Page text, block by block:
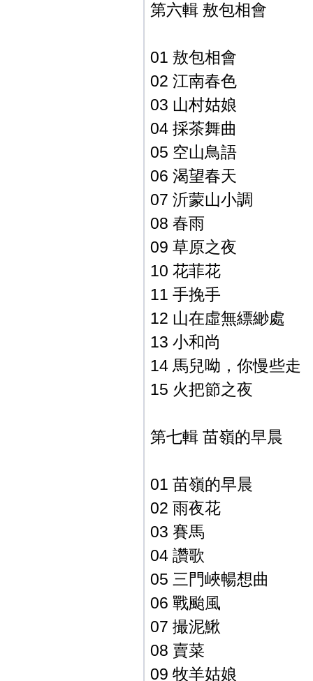
第六輯 敖包相會
01 敖包相會
02 江南春色
03 山村姑娘
04 採茶舞曲
05 空山鳥語
06 渴望春天
07 沂蒙山小調
08 春雨
09 草原之夜
10 花菲花
11 手挽手
12 山在虛無縹緲處
13 小和尚
14 馬兒呦，你慢些走
15 火把節之夜
第七輯 苗嶺的早晨
01 苗嶺的早晨
02 雨夜花
03 賽馬
04 讚歌
05 三門峽暢想曲
06 戰颱風
07 撮泥鰍
08 賣菜
09 牧羊姑娘